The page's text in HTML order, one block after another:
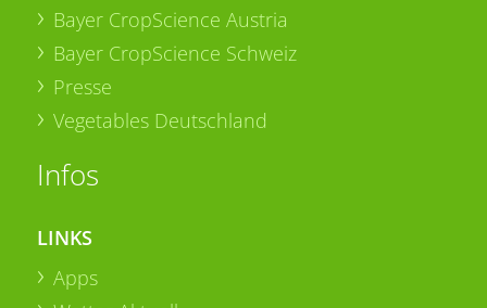
Bayer CropScience Austria
Bayer CropScience Schweiz
Presse
Vegetables Deutschland
Infos
LINKS
Apps